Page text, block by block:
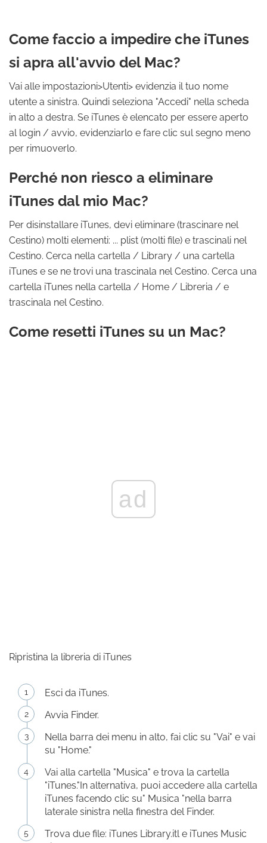
Come faccio a impedire che iTunes
si apra all'avvio del Mac?
Vai alle impostazioni>Utenti> evidenzia il tuo nome
utente a sinistra. Quindi seleziona "Accedi" nella scheda
in alto a destra. Se iTunes è elencato per essere aperto
al login / avvio, evidenziarlo e fare clic sul segno meno
per rimuoverlo.
Perché non riesco a eliminare
iTunes dal mio Mac?
Per disinstallare iTunes, devi eliminare (trascinare nel
Cestino) molti elementi: ... plist (molti file) e trascinali nel
Cestino. Cerca nella cartella / Library / una cartella
iTunes e se ne trovi una trascinala nel Cestino. Cerca una
cartella iTunes nella cartella / Home / Libreria / e
trascinala nel Cestino.
Come resetti iTunes su un Mac?
ad
Ripristina la libreria di iTunes
Esci da iTunes.
Avvia Finder.
Nella barra dei menu in alto, fai clic su "Vai" e vai
su "Home."
Vai alla cartella "Musica" e trova la cartella
"iTunes."In alternativa, puoi accedere alla cartella
iTunes facendo clic su" Musica "nella barra
laterale sinistra nella finestra del Finder.
Trova due file: iTunes Library.itl e iTunes Music